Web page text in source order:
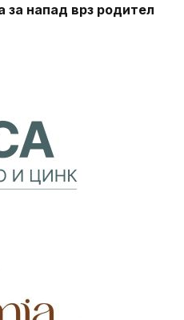
за напад врз родител